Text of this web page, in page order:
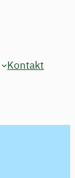
Kontakt